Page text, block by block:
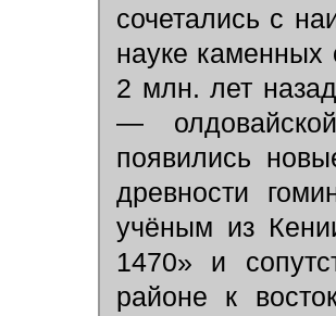
сочетались с
науке каменных
2 млн. лет
—
появились
древности
учёным из
1470» и
районе к